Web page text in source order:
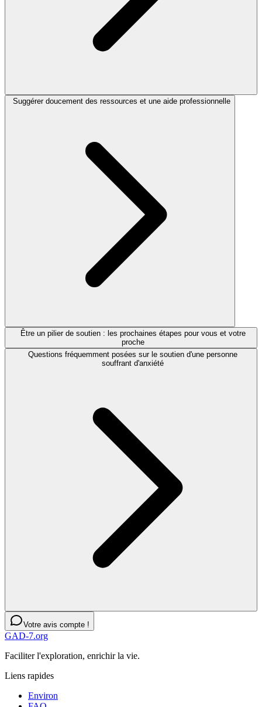
Suggérer doucement des ressources et une aide professionnelle
Être un pilier de soutien : les prochaines étapes pour vous et votre
proche
Questions fréquemment posées sur le soutien d'une personne
souffrant d'anxiété
Votre avis compte !
GAD-7.org
Faciliter l'exploration, enrichir la vie.
Liens rapides
Environ